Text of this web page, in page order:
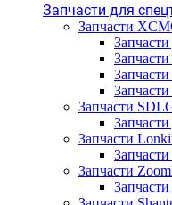
Запчасти для
Запчасти
Запчасти
Запчасти
Запчасти